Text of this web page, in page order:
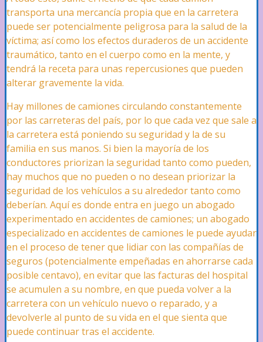
Conducir Bajo la Influencia (DUI)
Resbalones y Caídas
Tropezones y Caídas
Accidentes de Hoteles
Seguridad del Local
Lesiones por Quemaduras
transporta una mercancía propia que en la carretera
puede ser potencialmente peligrosa para la salud de la
víctima; así como los efectos duraderos de un accidente
traumático, tanto en el cuerpo como en la mente, y
tendrá la receta para unas repercusiones que pueden
alterar gravemente la vida.
Hay millones de camiones circulando constantemente
por las carreteras del país, por lo que cada vez que sale a
la carretera está poniendo su seguridad y la de su
familia en sus manos. Si bien la mayoría de los
conductores priorizan la seguridad tanto como pueden,
hay muchos que no pueden o no desean priorizar la
seguridad de los vehículos a su alrededor tanto como
deberían. Aquí es donde entra en juego un abogado
experimentado en accidentes de camiones; un abogado
especializado en accidentes de camiones le puede ayudar
en el proceso de tener que lidiar con las compañías de
seguros (potencialmente empeñadas en ahorrarse cada
posible centavo), en evitar que las facturas del hospital
se acumulen a su nombre, en que pueda volver a la
carretera con un vehículo nuevo o reparado, y a
devolverle al punto de su vida en el que sienta que
puede continuar tras el accidente.